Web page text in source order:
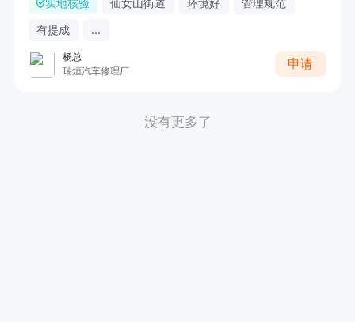
实地核验 仙女山街道 环境好
管理规范
有提成
...
杨总
瑞烜汽车修理厂
申请
没有更多了